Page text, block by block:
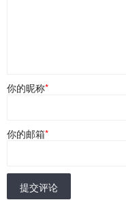
你的昵称*
你的邮箱*
提交评论